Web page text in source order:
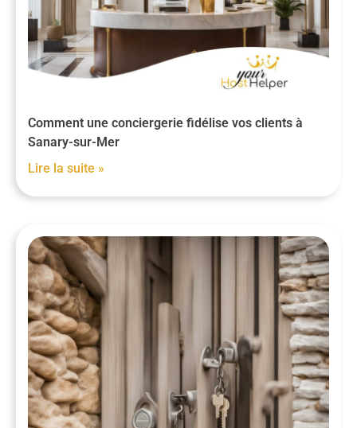
Comment une conciergerie fidélise vos clients à
Sanary-sur-Mer
Lire la suite »